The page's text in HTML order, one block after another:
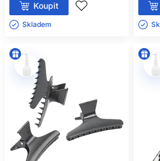
Koupit
Skladem ㅤ